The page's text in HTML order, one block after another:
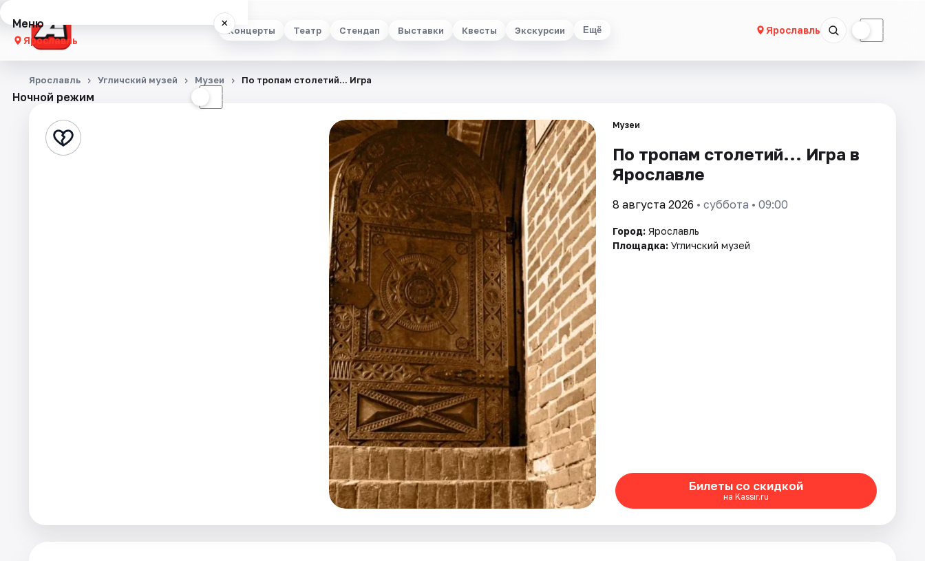
Концерты Театр Стендап Выставки Квесты Экскурсии Ещё Ярославль ☾
Меню ×
Ярославль
Концерты
Стендап
Ночной режим ☾
Ярославль Угличский музей Музеи По тропам столетий... Игра
Музеи
По тропам столетий... Игра в
Ярославле
8 августа 2026 • суббота • 09:00
Город: Ярославль
Площадка: Угличский музей
Билеты со скидкой
на Kassir.ru